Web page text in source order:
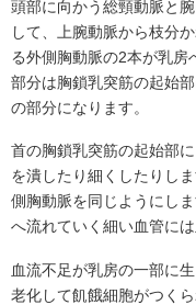
頭部に向かう総頸動脈と
して、上腕動脈から枝分
る外側胸動脈の2本が乳房
部分は胸鎖乳突筋の起始
の部分になります。
首の胸鎖乳突筋の起始部
を潰したり細くしたりし
側胸動脈を同じようにし
へ流れていく細い血管に
血流不足が乳房の一部に
老化して飢餓細胞がつく